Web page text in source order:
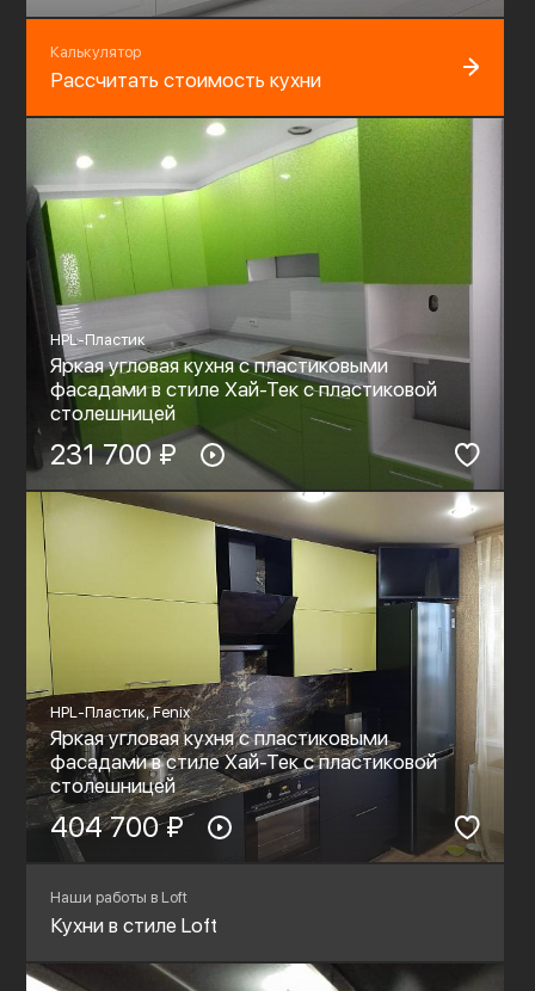
Калькулятор
Рассчитать стоимость кухни
HPL-Пластик
Яркая угловая кухня с пластиковыми
фасадами в стиле Хай-Тек с пластиковой
столешницей
231 700 ₽
HPL-Пластик, Fenix
Яркая угловая кухня с пластиковыми
фасадами в стиле Хай-Тек с пластиковой
столешницей
404 700 ₽
Наши работы в Loft
Кухни в стиле Loft